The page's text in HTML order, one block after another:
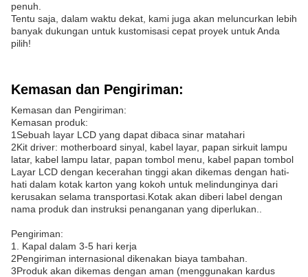
penuh.
Tentu saja, dalam waktu dekat, kami juga akan meluncurkan lebih
banyak dukungan untuk kustomisasi cepat proyek untuk Anda
pilih!
Kemasan dan Pengiriman:
Kemasan dan Pengiriman:
Kemasan produk:
1Sebuah layar LCD yang dapat dibaca sinar matahari
2Kit driver: motherboard sinyal, kabel layar, papan sirkuit lampu
latar, kabel lampu latar, papan tombol menu, kabel papan tombol
Layar LCD dengan kecerahan tinggi akan dikemas dengan hati-
hati dalam kotak karton yang kokoh untuk melindunginya dari
kerusakan selama transportasi.Kotak akan diberi label dengan
nama produk dan instruksi penanganan yang diperlukan..
Pengiriman:
1. Kapal dalam 3-5 hari kerja
2Pengiriman internasional dikenakan biaya tambahan.
3Produk akan dikemas dengan aman (menggunakan kardus